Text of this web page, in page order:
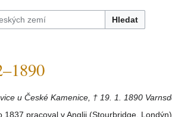
Hledat
u České Kamenice, † 19. 1. 1890
1837 pracoval v Anglii (Stourbridge,